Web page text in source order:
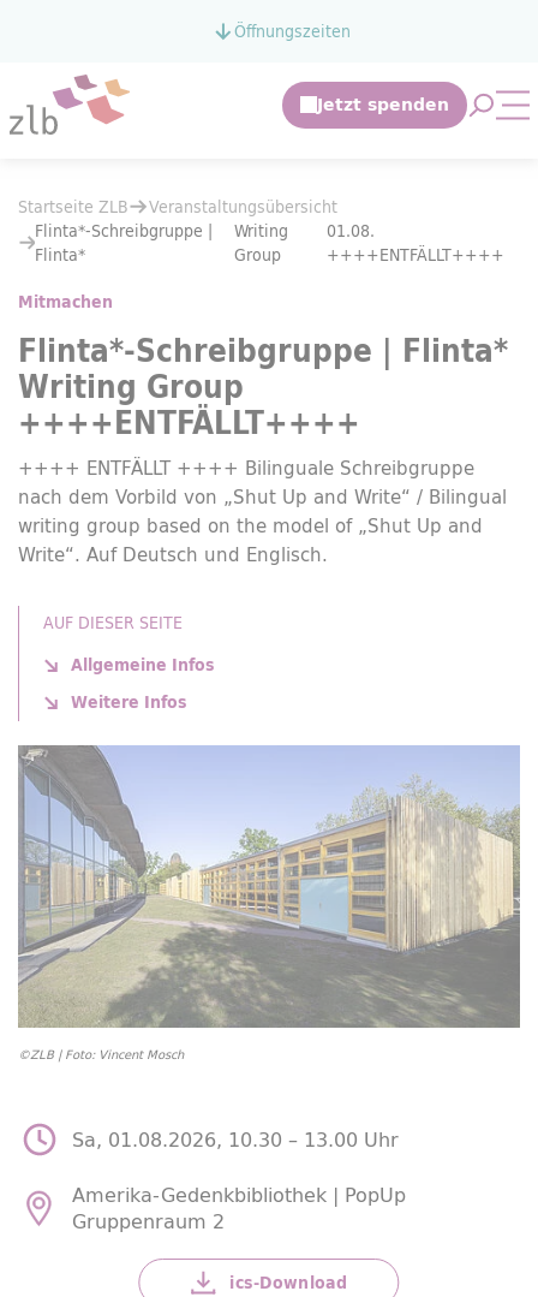
Zum Hauptinhalt springenÖffnungszeiten
Veranstaltungsübersicht
Flinta*-Schreibgruppe | Flinta*Writing Group 01.08.
Sie befinden sich hier:
Startseite ZLB
Veranstaltungsübersicht
Flinta*-Schreibgruppe |
Flinta*
Writing
Group
01.08.
++++ENTFÄLLT++++
Mitmachen
Flinta*-Schreibgruppe | Flinta*
Writing Group
++++ENTFÄLLT++++
++++ ENTFÄLLT ++++ Bilinguale Schreibgruppe
nach dem Vorbild von „Shut Up and Write“ / Bilingual
writing group based on the model of „Shut Up and
Write“. Auf Deutsch und Englisch.
AUF DIESER SEITE
Allgemeine Infos
Weitere Infos
©ZLB | Foto: Vincent Mosch
Sa, 01.08.2026, 10.30 – 13.00 Uhr
ics-Download
Amerika-Gedenkbibliothek | PopUp
Gruppenraum 2